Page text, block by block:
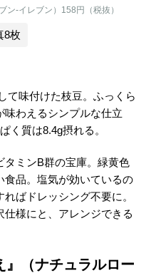
ン-イレブン）158円（税抜）
8枚
て味付けた枝豆。ふっくら
味わえるシンプルな仕立
く質は8.4g摂れる。
タミンB群の宝庫。緑黄色
食品。塩気が効いているの
ばドレッシング不要に。
様にと、アレンジできる
』（ナチュラルロー